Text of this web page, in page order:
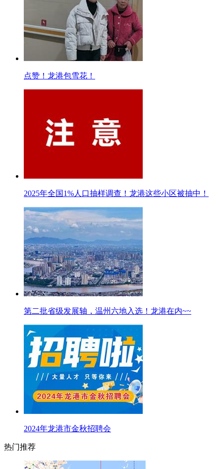
点赞！龙港包雪花！
2025年全国1%人口抽样调查！龙港这些小区被抽中！
第二批省级发展轴，温州六地入选！龙港在内~~
2024年龙港市金秋招聘会
热门推荐